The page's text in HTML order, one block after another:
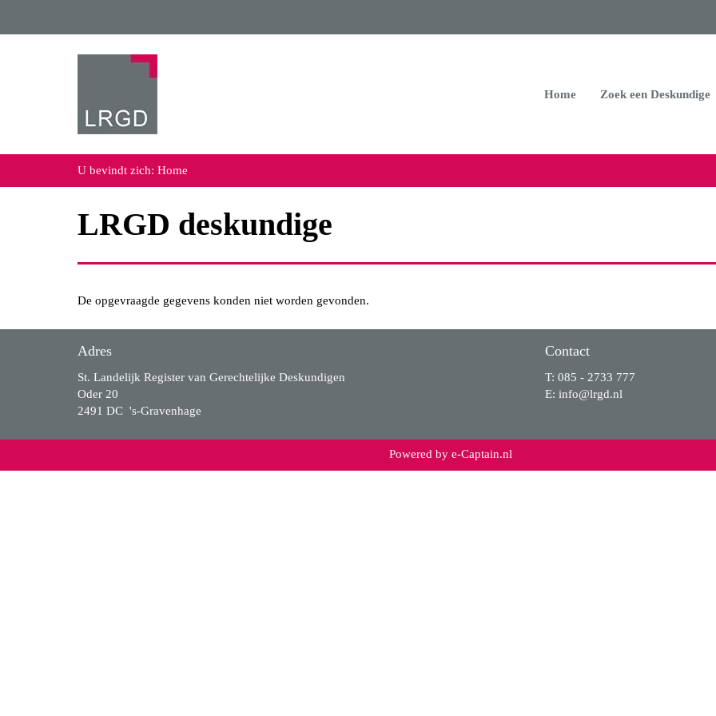
Home Zoek een Deskundige
U bevindt zich: Home
LRGD deskundige
De opgevraagde gegevens konden niet worden gevonden.
Adres
St. Landelijk Register van Gerechtelijke Deskundigen
Oder 20
2491 DC 's-Gravenhage
Contact
T: 085 - 2733 777
E: ofni@lrgd.nl
Powered by e-Captain.nl